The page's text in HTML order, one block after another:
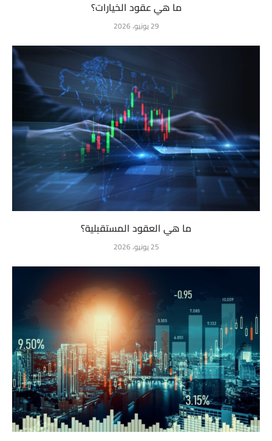
ما هي عقود الخيارات؟
29 يونيو، 2026
ما هي العقود المستقبلية؟
25 يونيو، 2026